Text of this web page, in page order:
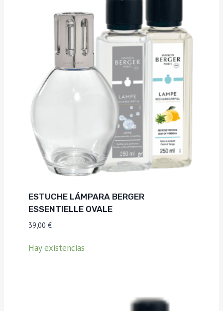
ESTUCHE LÁMPARA BERGER
ESSENTIELLE OVALE
39,00 €
Hay existencias